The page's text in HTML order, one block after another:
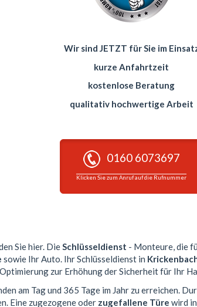
Wir sind JETZT für Sie im
kurze Anfahrtzeit
kostenlose Beratung
qualitativ hochwertige Arbeit
0160 6073697
Klicken Sie zum Anruf auf die Rufnummer
Sie hier. DieSchlüsseldienst - Monteure, die
sowie Ihr Auto. Ihr Schlüsseldienst in
zur Erhöhung der Sicherheit für Ihr
am Tag und 365 Tage im Jahr zu erreichen.
Eine zugezogene oder zugefallene Türe wird